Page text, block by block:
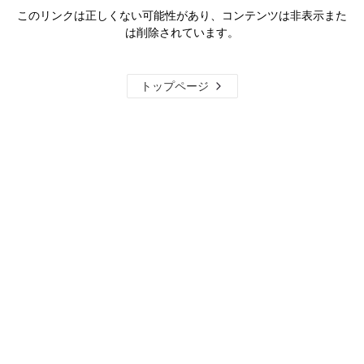
このリンクは正しくない可能性があり、コンテンツは非表示また
は削除されています。
トップページ